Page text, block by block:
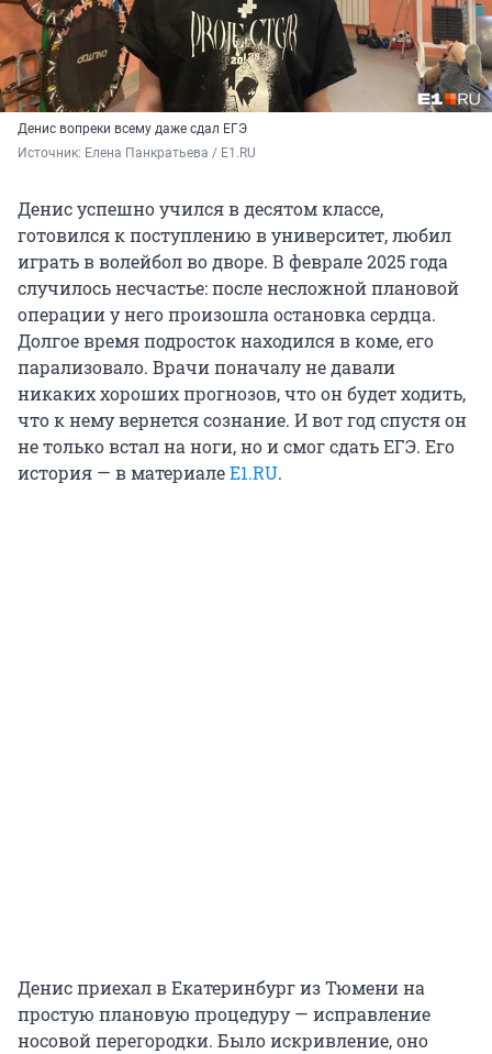
Денис вопреки всему даже сдал ЕГЭ
Источник: Елена Панкратьева / E1.RU
Денис успешно учился в десятом классе,
готовился к поступлению в университет, любил
играть в волейбол во дворе. В феврале 2025 года
случилось несчастье: после несложной плановой
операции у него произошла остановка сердца.
Долгое время подросток находился в коме, его
парализовало. Врачи поначалу не давали
никаких хороших прогнозов, что он будет ходить,
что к нему вернется сознание. И вот год спустя он
не только встал на ноги, но и смог сдать ЕГЭ. Его
история — в материалеЕ1.RU.
Денис приехал в Екатеринбург из Тюмени на
простую плановую процедуру — исправление
носовой перегородки. Было искривление, оно